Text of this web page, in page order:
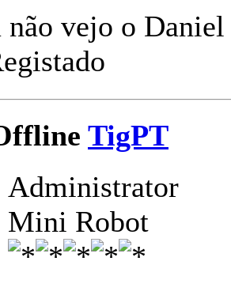
não vejo o
TigPT
Administrator
Mini Robot